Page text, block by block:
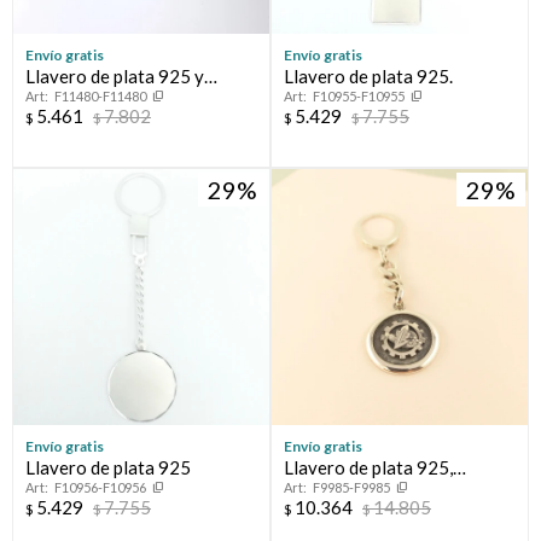
Envío gratis
Llavero de plata 925 y
double en oro 18 ktes.
F11480-F11480
$ 5.461 $7.802
Envío gratis
Llavero de plata 925.
F10955-F10955
$ 5.429 $7.755
29
Envío gratis
Llavero de plata 925
F10956-F10956
$ 5.429 $7.755
29
Envío gratis
Llavero de plata 925,
ECONOMISTA:
F9985-F9985
$ 10.364 $14.805
Año
Continuar
variar por comercio